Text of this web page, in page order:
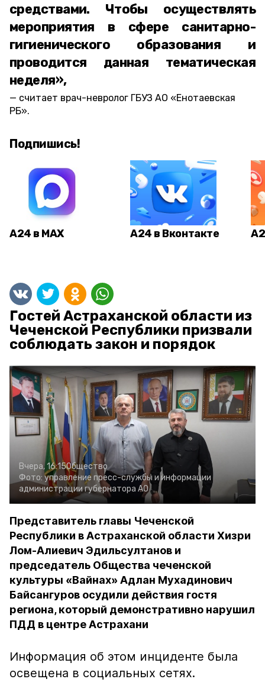
средствами. Чтобы осуществлять
мероприятия в сфере санитарно-
гигиенического образования и
проводится данная тематическая
неделя»,
считает врач-невролог ГБУЗ АО «Енотаевская
РБ».
Подпишись!
А24 в MAX А24 в Вконтакте
Гостей Астраханской области из
Чеченской Республики призвали
соблюдать закон и порядок
Вчера, 16:15Общество
Фото: управление пресс-службы и информации
администрации губернатора АО
Представитель главы Чеченской
Республики в Астраханской области Хизри
Лом-Алиевич Эдильсултанов и
председатель Общества чеченской
культуры «Вайнах» Адлан Мухадинович
Байсангуров осудили действия гостя
региона, который демонстративно нарушил
ПДД в центре Астрахани
Информация об этом инциденте была
освещена в социальных сетях.